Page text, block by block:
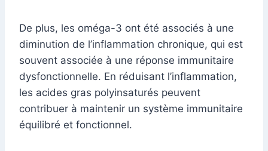
De plus, les oméga-3 ont été associés à une
diminution de l’inflammation chronique, qui est
souvent associée à une réponse immunitaire
dysfonctionnelle. En réduisant l’inflammation,
les acides gras polyinsaturés peuvent
contribuer à maintenir un système immunitaire
équilibré et fonctionnel.